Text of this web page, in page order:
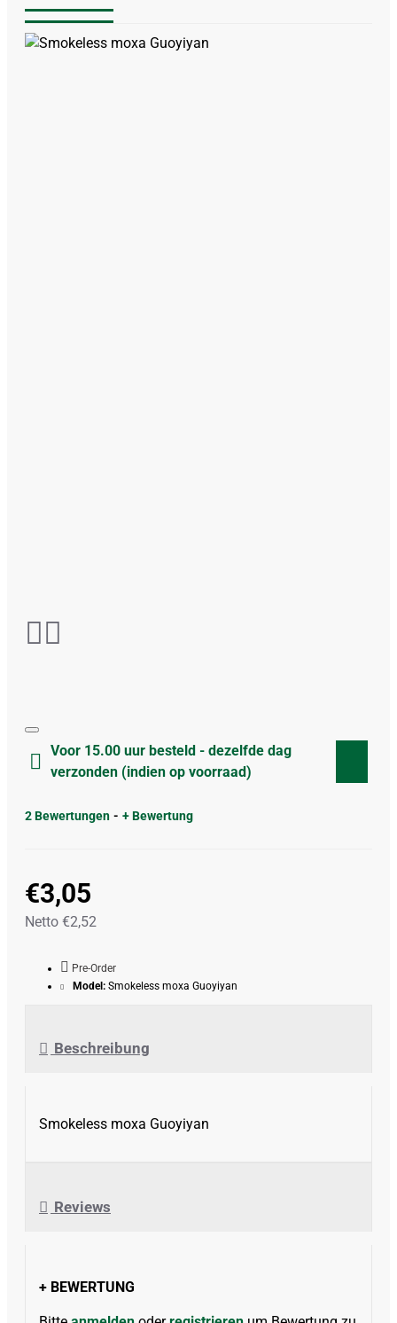
Voor 15.00 uur besteld - dezelfde dag
verzonden (indien op voorraad)
2 Bewertungen - + Bewertung
€3,05
Netto €2,52
Pre-Order
Model: Smokeless moxa Guoyiyan
Beschreibung
Smokeless moxa Guoyiyan
Reviews
+ BEWERTUNG